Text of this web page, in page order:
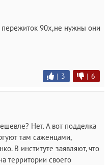
пережиток 90х,не нужны они
| 3 | 6
Нет. А вот подделка
там саженцами,
В институте заявляют, что
территории своего